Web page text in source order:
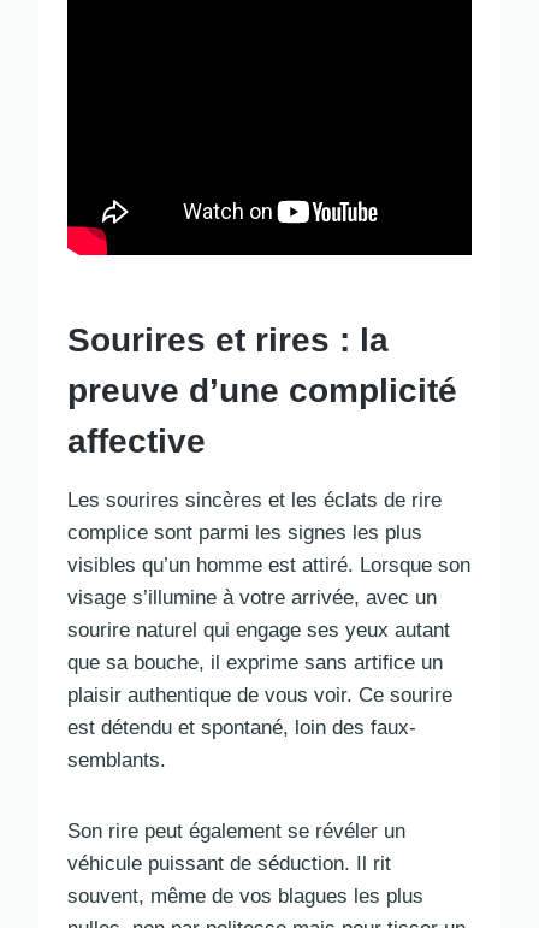
Sourires et rires : la
preuve d’une complicité
affective
Les sourires sincères et les éclats de rire
complice sont parmi les signes les plus
visibles qu’un homme est attiré. Lorsque son
visage s’illumine à votre arrivée, avec un
sourire naturel qui engage ses yeux autant
que sa bouche, il exprime sans artifice un
plaisir authentique de vous voir. Ce sourire
est détendu et spontané, loin des faux-
semblants.
Son rire peut également se révéler un
véhicule puissant de séduction. Il rit
souvent, même de vos blagues les plus